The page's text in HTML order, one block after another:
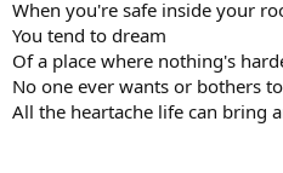
When you're safe inside your
You tend to dream
Of a place where nothing's
No one ever wants or bothers
All the heartache life can bring